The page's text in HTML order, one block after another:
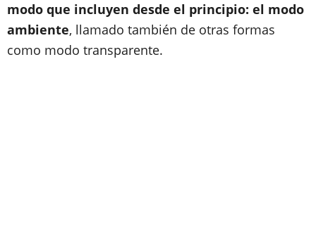
modo que incluyen desde el principio: el modo
ambiente, llamado también de otras formas
como modo transparente.